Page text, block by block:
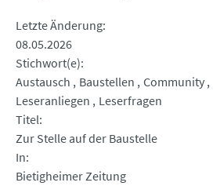
Letzte Änderung
08.05.2026
Stichwort(e)
Austausch
Baustellen Community
Leseranliegen
Leserfragen
Titel
Zur Stelle auf der Baustelle
In
Bietigheimer Zeitung